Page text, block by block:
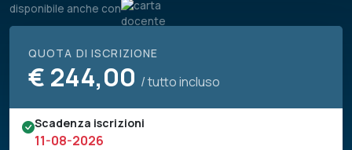
disponibile anche con
QUOTA DI ISCRIZIONE
€ 244,00 / tutto incluso
Scadenza iscrizioni
11-08-2026